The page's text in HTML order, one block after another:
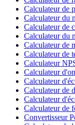
Calculateur de
Calculateur du
Calculateur de
Calculateur du
Calculateur de
Calculateur de
Calculateur
Calculateur
Calculateur
Calculateur de
Calculateur
Calculateur de
Convertisseur